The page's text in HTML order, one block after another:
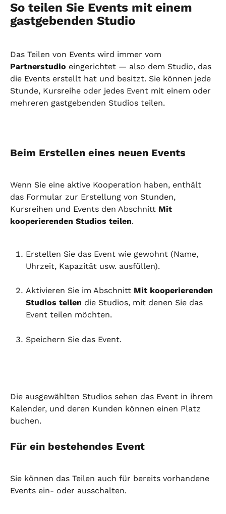
So teilen Sie Events mit einem
gastgebenden Studio
Das Teilen von Events wird immer vom
Partnerstudio eingerichtet — also dem Studio, das
die Events erstellt hat und besitzt. Sie können jede
Stunde, Kursreihe oder jedes Event mit einem oder
mehreren gastgebenden Studios teilen.
Beim Erstellen eines neuen Events
Wenn Sie eine aktive Kooperation haben, enthält
das Formular zur Erstellung von Stunden,
Kursreihen und Events den Abschnitt Mit
kooperierenden Studios teilen.
Erstellen Sie das Event wie gewohnt (Name,
Uhrzeit, Kapazität usw. ausfüllen).
Aktivieren Sie im Abschnitt Mit kooperierenden
Studios teilen die Studios, mit denen Sie das
Event teilen möchten.
Speichern Sie das Event.
Die ausgewählten Studios sehen das Event in ihrem
Kalender, und deren Kunden können einen Platz
buchen.
Für ein bestehendes Event
Sie können das Teilen auch für bereits vorhandene
Events ein- oder ausschalten.